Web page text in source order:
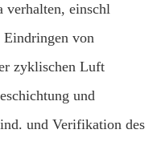
verhalten, einschl
Eindringen von
zyklischen Luft
und
und Verifikation des